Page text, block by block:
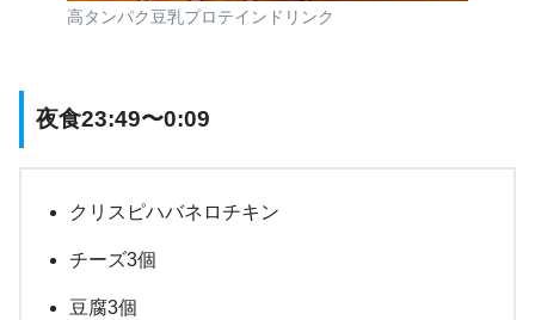
高タンパク豆乳プロテインドリンク
夜食23:49〜0:09
クリスピハバネロチキン
チーズ3個
豆腐3個